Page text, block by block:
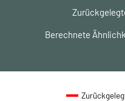
Berechnete